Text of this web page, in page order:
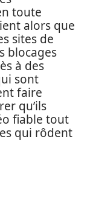
toute
alors que
sites de
blocages
à des
sont
faire
qu’ils
fiable tout
qui rôdent